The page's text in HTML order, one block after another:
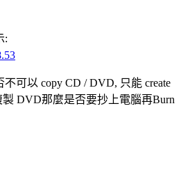
:
不可以 copy CD / DVD, 只能 create
DVD那麼是否要抄上電腦再Burn